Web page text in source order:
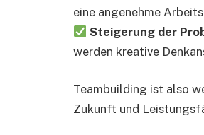
eine angenehme
Steigerung der
werden kreative
Teambuilding ist also
Zukunft und